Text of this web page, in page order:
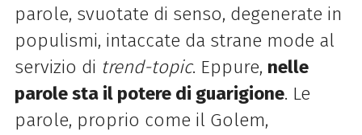
parole, svuotate di senso, degenerate in
populismi, intaccate da strane mode al
servizio di trend-topic. Eppure, nelle
parole sta il potere di guarigione. Le
parole, proprio come il Golem,